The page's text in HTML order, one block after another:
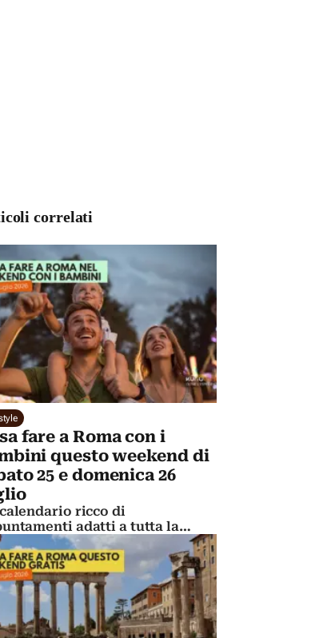
correlati
fare a Roma con i
questo weekend di
25 e domenica 26
ricco di
adatti a tutta la